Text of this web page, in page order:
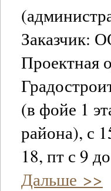
Заказчик:
Проектная
(в фойе 1
района), с
18, пт с 9
Дальше >>